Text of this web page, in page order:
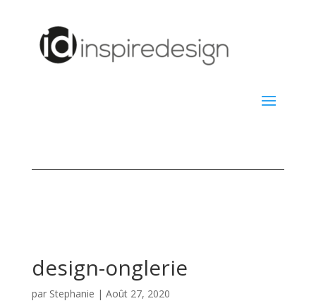
design-onglerie
par Stephanie | Août 27, 2020